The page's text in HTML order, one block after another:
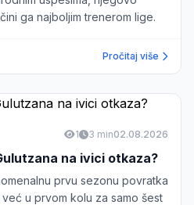
ga najboljim trenerom lige.
Pročitaj više
1 3 min02.08.2026
na ivici otkaza?
prvu sezonu povratka
u prvom kolu za samo šest